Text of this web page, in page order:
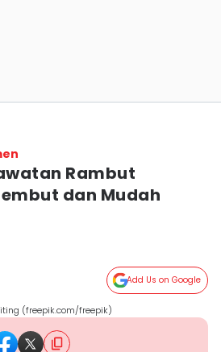
Rambut
dan Mudah
Add Us on Google
(freepik.com/freepik)